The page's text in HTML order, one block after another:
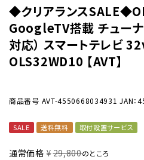
◆クリアランス
GoogleTV搭載 チューナ
対応） スマートテレビ
OLS32WD10 【AVT】
商品番号 AVT-4550668034931 JAN：
SALE 送料無料 取付設置サービス
通常価格 ¥29,800のところ